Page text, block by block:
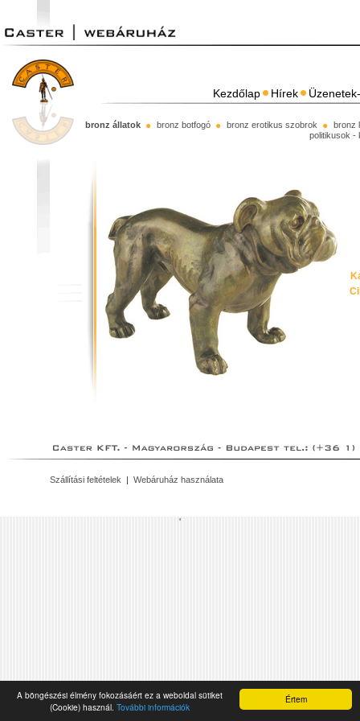
Értem
A böngészési élmény fokozásáért ez a weboldal sütiket
(Cookie) használ. További információk
Kezdőlap Hírek
bronz állatok bronz botfogó bronz erotikus szobrok
bronz
politikusok -
Szállítási feltételek | Webáruház használata
'